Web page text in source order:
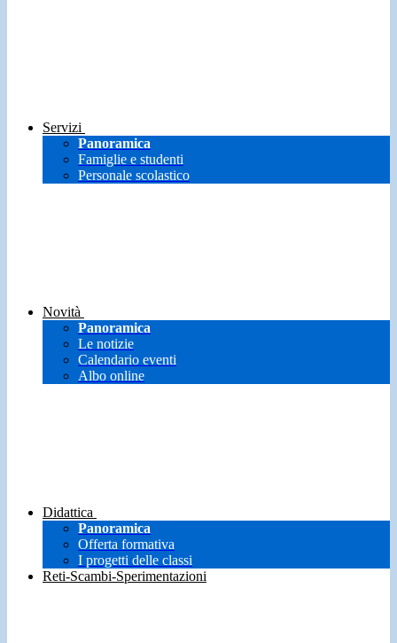
Servizi
Panoramica
Famiglie e studenti
Personale scolastico
Novità
Panoramica
Le notizie
Calendario eventi
Albo online
Didattica
Panoramica
Offerta formativa
I progetti delle classi
Reti-Scambi-Sperimentazioni